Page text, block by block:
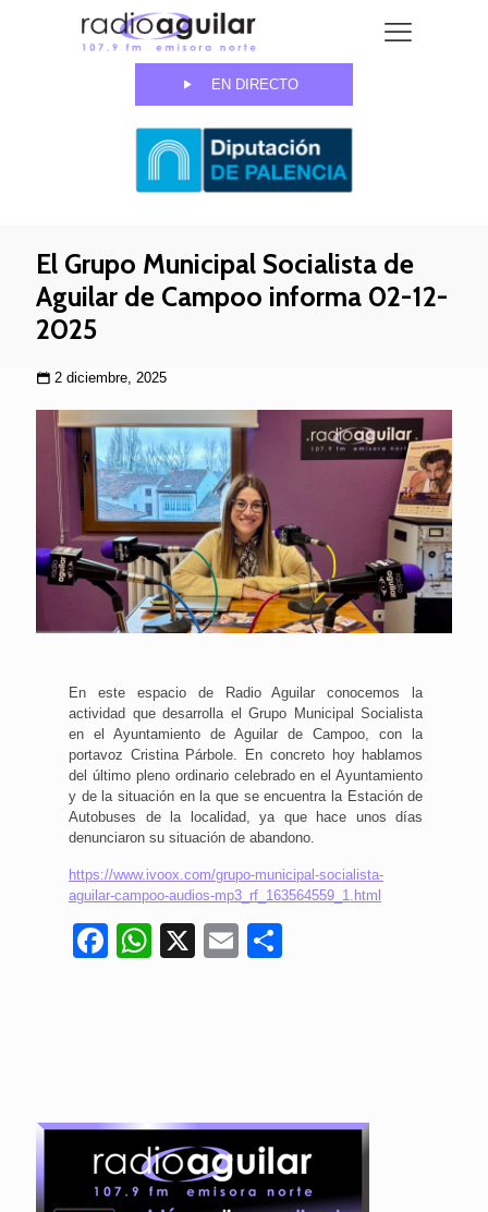
EN DIRECTO
El Grupo Municipal Socialista de
Aguilar de Campoo informa 02-12-
2025
2 diciembre, 2025
En este espacio de Radio Aguilar conocemos la
actividad que desarrolla el Grupo Municipal Socialista
en el Ayuntamiento de Aguilar de Campoo, con la
portavoz Cristina Párbole. En concreto hoy hablamos
del último pleno ordinario celebrado en el Ayuntamiento
y de la situación en la que se encuentra la Estación de
Autobuses de la localidad, ya que hace unos días
denunciaron su situación de abandono.
https://www.ivoox.com/grupo-municipal-socialista-
aguilar-campoo-audios-mp3_rf_163564559_1.html
Facebook
WhatsApp
X Email